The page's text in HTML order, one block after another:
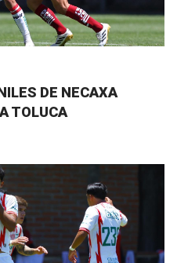
DE NECAXA
TOLUCA